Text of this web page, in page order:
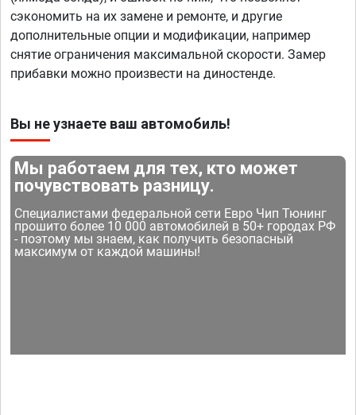
сэкономить на их замене и ремонте, и другие
дополнительные опции и модификации, например
снятие ограничения максимальной скорости. Замер
прибавки можно произвести на диностенде.
Вы не узнаете ваш автомобиль!
Мы работаем для тех, кто может
почувствовать разницу.
Специалистами федеральной сети Евро Чип Тюнинг
прошито более 10 000 автомобилей в 50+ городах РФ
- поэтому мы знаем, как получить безопасный
максимум от каждой машины!